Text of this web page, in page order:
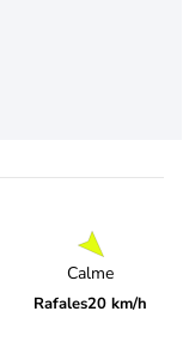
Calme
Rafales20 km/h